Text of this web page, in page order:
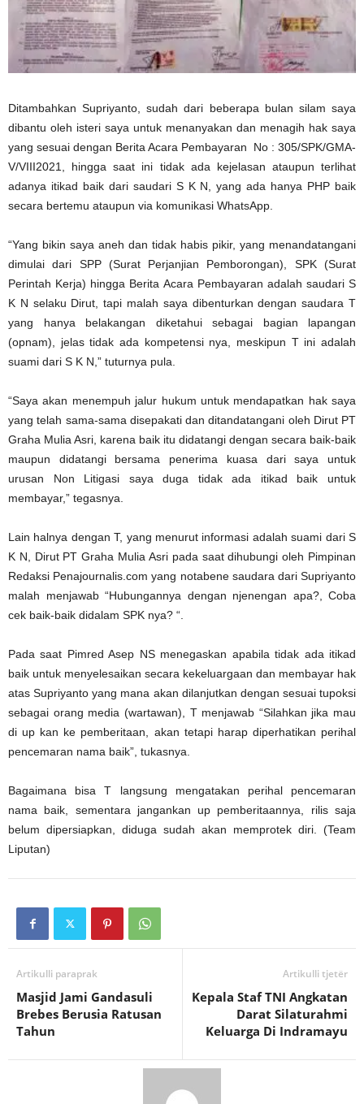
Ditambahkan Supriyanto, sudah dari beberapa bulan silam saya
dibantu oleh isteri saya untuk menanyakan dan menagih hak saya
yang sesuai dengan Berita Acara Pembayaran No : 305/SPK/GMA-
V/VIII2021, hingga saat ini tidak ada kejelasan ataupun terlihat
adanya itikad baik dari saudari S K N, yang ada hanya PHP baik
secara bertemu ataupun via komunikasi WhatsApp.
“Yang bikin saya aneh dan tidak habis pikir, yang menandatangani
dimulai dari SPP (Surat Perjanjian Pemborongan), SPK (Surat
Perintah Kerja) hingga Berita Acara Pembayaran adalah saudari S
K N selaku Dirut, tapi malah saya dibenturkan dengan saudara T
yang hanya belakangan diketahui sebagai bagian lapangan
(opnam), jelas tidak ada kompetensi nya, meskipun T ini adalah
suami dari S K N,” tuturnya pula.
“Saya akan menempuh jalur hukum untuk mendapatkan hak saya
yang telah sama-sama disepakati dan ditandatangani oleh Dirut PT
Graha Mulia Asri, karena baik itu didatangi dengan secara baik-baik
maupun didatangi bersama penerima kuasa dari saya untuk
urusan Non Litigasi saya duga tidak ada itikad baik untuk
membayar,” tegasnya.
Lain halnya dengan T, yang menurut informasi adalah suami dari S
K N, Dirut PT Graha Mulia Asri pada saat dihubungi oleh Pimpinan
Redaksi Penajournalis.com yang notabene saudara dari Supriyanto
malah menjawab “Hubungannya dengan njenengan apa?, Coba
cek baik-baik didalam SPK nya? “.
Pada saat Pimred Asep NS menegaskan apabila tidak ada itikad
baik untuk menyelesaikan secara kekeluargaan dan membayar hak
atas Supriyanto yang mana akan dilanjutkan dengan sesuai tupoksi
sebagai orang media (wartawan), T menjawab “Silahkan jika mau
di up kan ke pemberitaan, akan tetapi harap diperhatikan perihal
pencemaran nama baik”, tukasnya.
Bagaimana bisa T langsung mengatakan perihal pencemaran
nama baik, sementara jangankan up pemberitaannya, rilis saja
belum dipersiapkan, diduga sudah akan memprotek diri. (Team
Liputan)
Artikulli paraprak
Masjid Jami Gandasuli
Brebes Berusia Ratusan
Tahun
Artikulli tjetër
Kepala Staf TNI Angkatan
Darat Silaturahmi
Keluarga Di Indramayu